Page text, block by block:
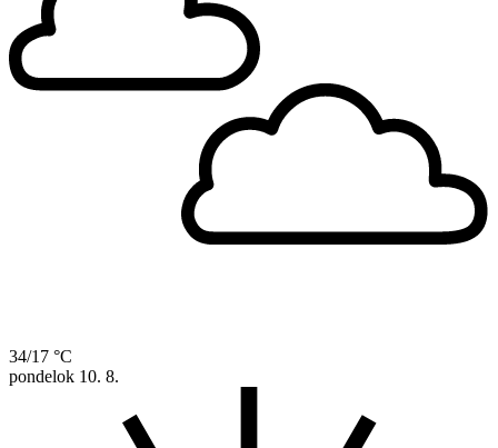
34/17 °C
pondelok 10. 8.